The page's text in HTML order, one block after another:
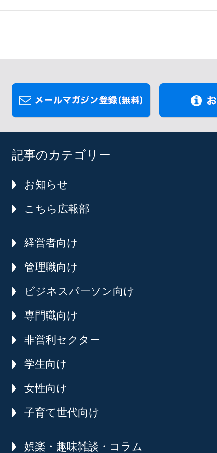
記事のカテゴリー
お知らせ
こちら広報部
経営者向け
管理職向け
ビジネスパーソン向け
専門職向け
非営利セクター
学生向け
女性向け
子育て世代向け
娯楽・趣味雑談・コラム